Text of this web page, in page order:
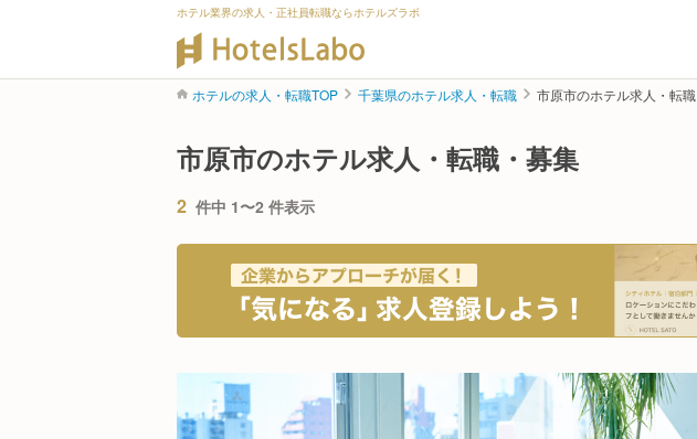
ホテル業界の求人・正社員転職ならホテルズラボ
ホテルの求人・転職TOP 千葉県のホテル求人・転職 市原市のホテル求人・転職
市原市のホテル求人・転職・募集
2 件中 1〜2 件表示